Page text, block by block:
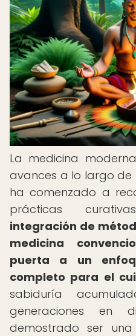
La medicina
avances a lo largo de
ha comenzado a
prácticas
integración de
medicina
puerta a un
completo para el
sabiduría
generaciones en
demostrado ser